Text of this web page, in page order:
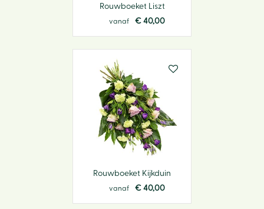
Rouwboeket Liszt
vanaf € 40,00
Rouwboeket Kijkduin
vanaf € 40,00